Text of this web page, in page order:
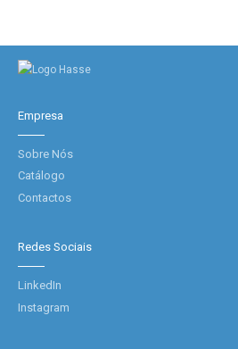
Empresa
Sobre Nós
Catálogo
Contactos
Redes Sociais
LinkedIn
Instagram